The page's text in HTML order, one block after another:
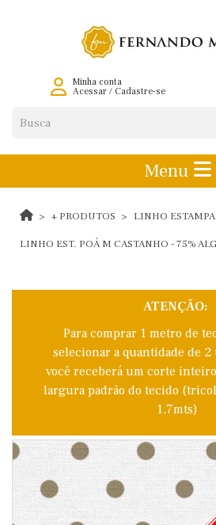
Minha conta
Acessar/ Cadastre-se
Menu
+ PRODUTOS LINHO
LINHO EST. POÁ M CASTANHO - 75%
ATENÇÃO:
Para comprar 1 metro de
selecionar a quantidade de
você receberá um corte
largura padrão do tecido
1,7mts)